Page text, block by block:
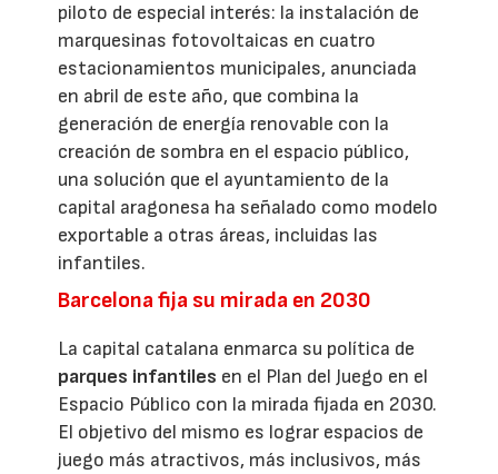
piloto de especial interés: la instalación de
marquesinas fotovoltaicas en cuatro
estacionamientos municipales, anunciada
en abril de este año, que combina la
generación de energía renovable con la
creación de sombra en el espacio público,
una solución que el ayuntamiento de la
capital aragonesa ha señalado como modelo
exportable a otras áreas, incluidas las
infantiles.
Barcelona fija su mirada en 2030
La capital catalana enmarca su política de
parques infantiles en el Plan del Juego en el
Espacio Público con la mirada fijada en 2030.
El objetivo del mismo es lograr espacios de
juego más atractivos, más inclusivos, más